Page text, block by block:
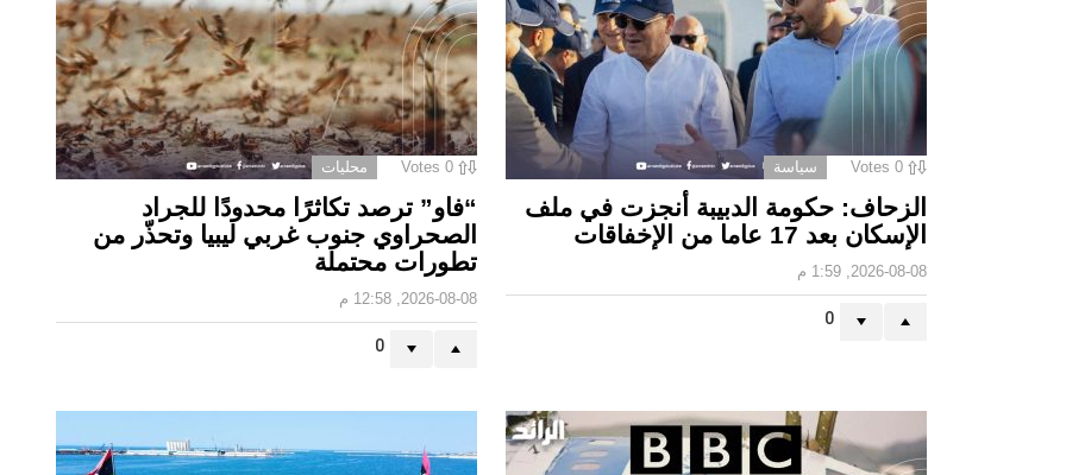
0
Votes سياسة
الزحاف: حكومة الدبيبة أنجزت في ملف
الإسكان بعد 17 عاما من الإخفاقات
2026-08-08, 1:59 م
0
0
Votes محليات
“فاو” ترصد تكاثرًا محدودًا للجراد
الصحراوي جنوب غربي ليبيا وتحذّر من
تطورات محتملة
2026-08-08, 12:58 م
0